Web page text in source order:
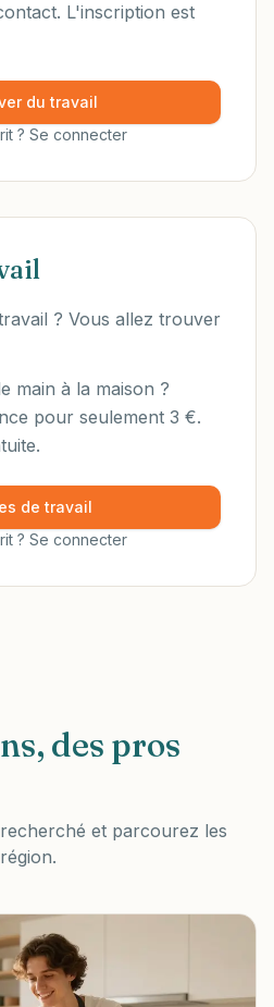
L'inscription est
du travail
? Se connecter
? Vous allez trouver
main à la maison ?
pour seulement 3 €.
de travail
? Se connecter
des pros
et parcourez les